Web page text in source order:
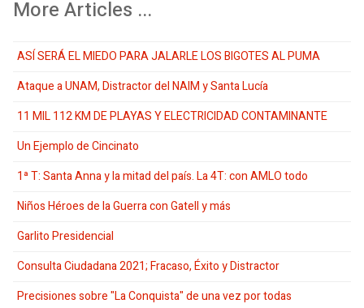
More Articles ...
ASÍ SERÁ EL MIEDO PARA JALARLE LOS BIGOTES AL PUMA
Ataque a UNAM, Distractor del NAIM y Santa Lucía
11 MIL 112 KM DE PLAYAS Y ELECTRICIDAD CONTAMINANTE
Un Ejemplo de Cincinato
1ª T: Santa Anna y la mitad del país. La 4T: con AMLO todo
Niños Héroes de la Guerra con Gatell y más
Garlito Presidencial
Consulta Ciudadana 2021; Fracaso, Éxito y Distractor
Precisiones sobre "La Conquista" de una vez por todas